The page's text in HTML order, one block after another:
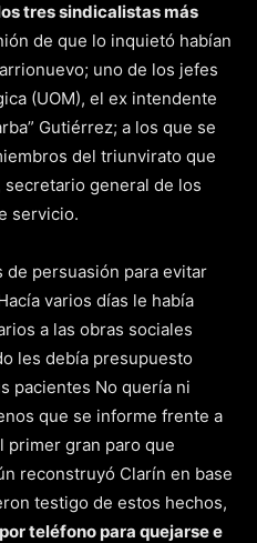
tres sindicalistas más
de que lo inquietó habían
uno de los jefes
(UOM), el ex intendente
Gutiérrez; a los que se
del triunvirato que
secretario general de los
servicio.
persuasión para evitar
varios días le había
a las obras sociales
les debía presupuesto
pacientes No quería ni
que se informe frente a
primer gran paro que
reconstruyó Clarín en base
testigo de estos hechos,
teléfono para quejarse e